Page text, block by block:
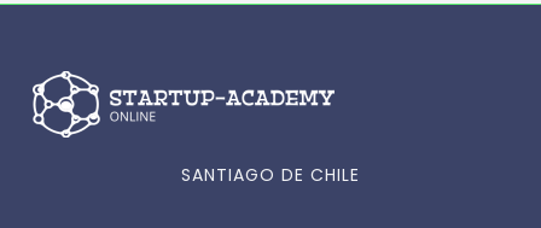
SANTIAGO DE CHILE